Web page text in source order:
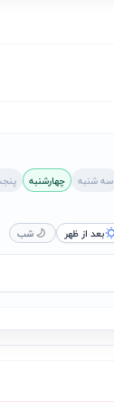
سه شنبه چهارشنبه
بعد از ظهر شب